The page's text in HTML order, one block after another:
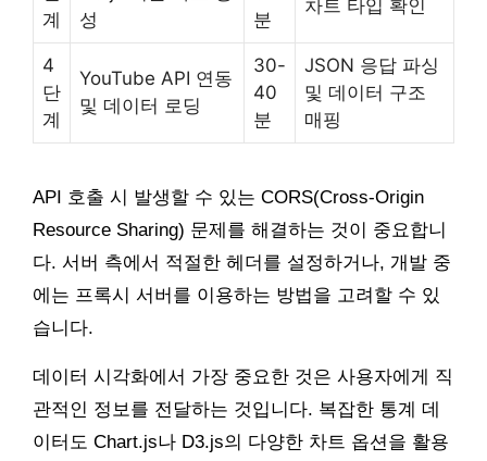
계
성
분
차트 타입 확인
4
단
계
YouTube API 연동
및 데이터 로딩
30-
40
분
JSON 응답 파싱
및 데이터 구조
매핑
API 호출 시 발생할 수 있는 CORS(Cross-Origin
Resource Sharing) 문제를 해결하는 것이 중요합니
다. 서버 측에서 적절한 헤더를 설정하거나, 개발 중
에는 프록시 서버를 이용하는 방법을 고려할 수 있
습니다.
데이터 시각화에서 가장 중요한 것은 사용자에게 직
관적인 정보를 전달하는 것입니다. 복잡한 통계 데
이터도 Chart.js나 D3.js의 다양한 차트 옵션을 활용